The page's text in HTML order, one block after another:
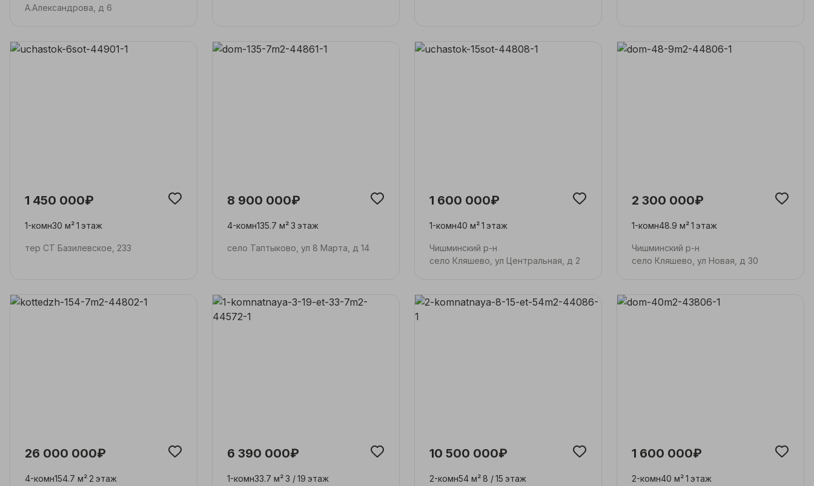
А.Александрова, д 6
1 450 000₽
1-комн30 м²1 этаж
тер СТ Базилевское, 233
8 900 000₽
4-комн135.7 м²3 этаж
село Таптыково, ул 8 Марта, д 14
1 600 000₽
1-комн40 м²1 этаж
Чишминский р-н
село Кляшево, ул Центральная, д 2
2 300 000₽
1-комн48.9 м²1 этаж
Чишминский р-н
село Кляшево, ул Новая, д 30
26 000 000₽
4-комн154.7 м² 2 этаж
6 390 000₽
1-комн33.7 м²3 /19 этаж
10 500 000₽
2-комн54 м² 8 /15 этаж
1 600 000₽
2-комн40 м²1 этаж